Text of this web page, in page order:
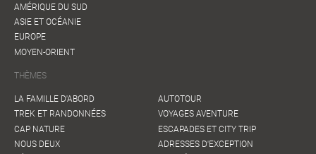
AMÉRIQUE DU SUD
ASIE ET OCÉANIE
EUROPE
MOYEN-ORIENT
THÈMES
LA FAMILLE D'ABORD
TREK ET RANDONNÉES
CAP NATURE
NOUS DEUX
AUTOTOUR
VOYAGES AVENTURE
ESCAPADES ET CITY TRIP
ADRESSES D'EXCEPTION